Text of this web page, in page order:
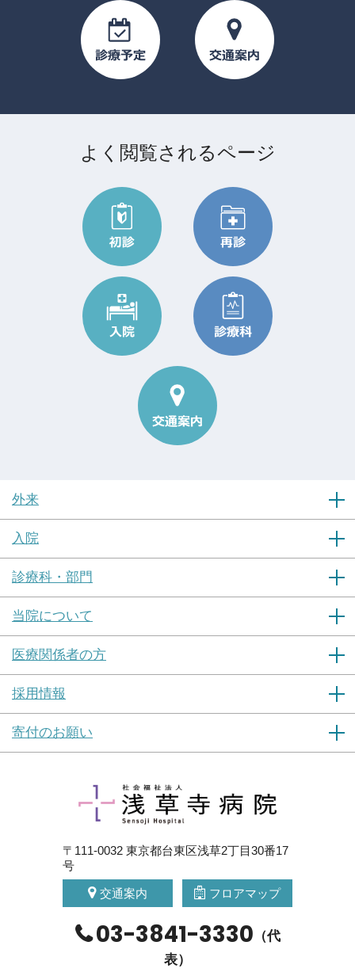
よく閲覧されるページ
外来
入院
診療科・部門
当院について
医療関係者の方
採用情報
寄付のお願い
〒111-0032 東京都台東区浅草2丁目30番17
号
交通案内 フロアマップ
03-3841-3330 （代
表）